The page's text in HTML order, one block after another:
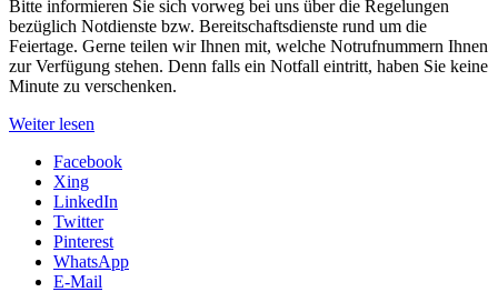
Bitte informieren Sie sich vorweg bei uns über die Regelungen
bezüglich Notdienste bzw. Bereitschaftsdienste rund um die
Feiertage. Gerne teilen wir Ihnen mit, welche Notrufnummern Ihnen
zur Verfügung stehen. Denn falls ein Notfall eintritt, haben Sie keine
Minute zu verschenken.
Weiter lesen
Facebook
Xing
LinkedIn
Twitter
Pinterest
WhatsApp
E-Mail